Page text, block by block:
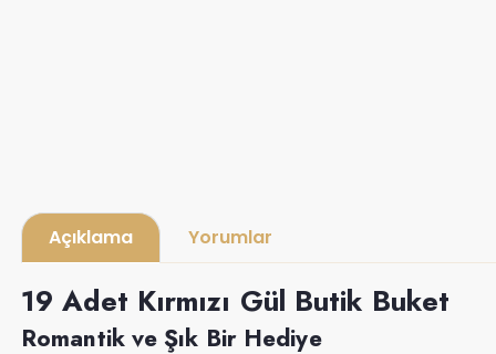
Açıklama Yorumlar
19 Adet Kırmızı Gül Butik Buket
Romantik ve Şık Bir Hediye